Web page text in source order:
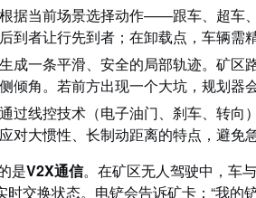
根据当前场景选择动作——跟车、超车
到者让行先到者；在卸载点，车辆需
生成一条平滑、安全的局部轨迹。矿
倾角。若前方出现一个大坑，规划器
过线控技术（电子油门、刹车、转向
对大惯性、长制动距离的特点，避免
是V2X通信。在矿区无人驾驶中，车
时交换状态。电铲会告诉矿卡：“我